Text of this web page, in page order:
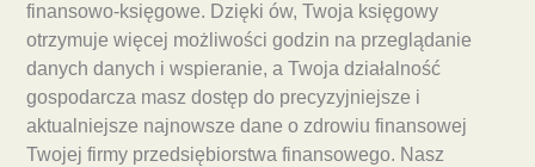
finansowo-księgowe. Dzięki ów, Twoja księgowy
otrzymuje więcej możliwości godzin na przeglądanie
danych danych i wspieranie, a Twoja działalność
gospodarcza masz dostęp do precyzyjniejsze i
aktualniejsze najnowsze dane o zdrowiu finansowej
Twojej firmy przedsiębiorstwa finansowego. Nasz